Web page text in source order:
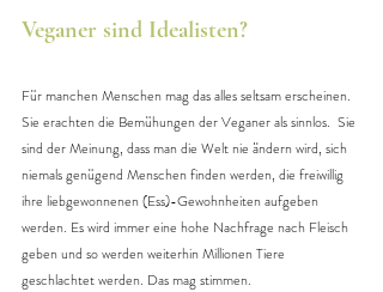
Veganer sind Idealisten?
Für manchen Menschen mag das alles seltsam erscheinen.
Sie erachten die Bemühungen der Veganer als sinnlos.  Sie
sind der Meinung, dass man die Welt nie ändern wird, sich
niemals genügend Menschen finden werden, die freiwillig
ihre liebgewonnenen (Ess)-Gewohnheiten aufgeben
werden. Es wird immer eine hohe Nachfrage nach Fleisch
geben und so werden weiterhin Millionen Tiere
geschlachtet werden. Das mag stimmen.